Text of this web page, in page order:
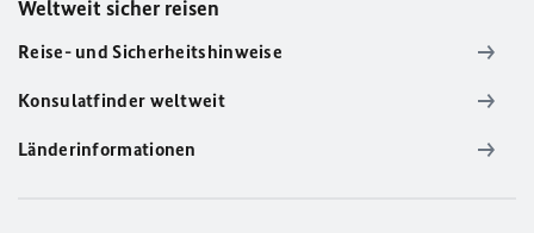
Weltweit sicher reisen
Reise- und Sicherheitshinweise
Konsulatfinder weltweit
Länderinformationen